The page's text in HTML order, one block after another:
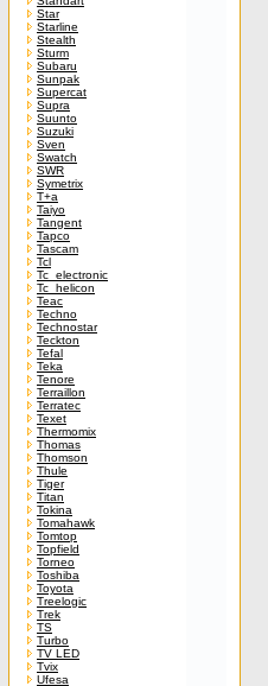
Star
Starline
Stealth
Sturm
Subaru
Sunpak
Supercat
Supra
Suunto
Suzuki
Sven
Swatch
SWR
Symetrix
T+a
Taiyo
Tangent
Tapco
Tascam
Tcl
Tc_electronic
Tc_helicon
Teac
Techno
Technostar
Teckton
Tefal
Teka
Tenore
Terraillon
Terratec
Texet
Thermomix
Thomas
Thomson
Thule
Tiger
Titan
Tokina
Tomahawk
Tomtop
Topfield
Torneo
Toshiba
Toyota
Treelogic
Trek
TS
Turbo
TV LED
Tvix
Ufesa